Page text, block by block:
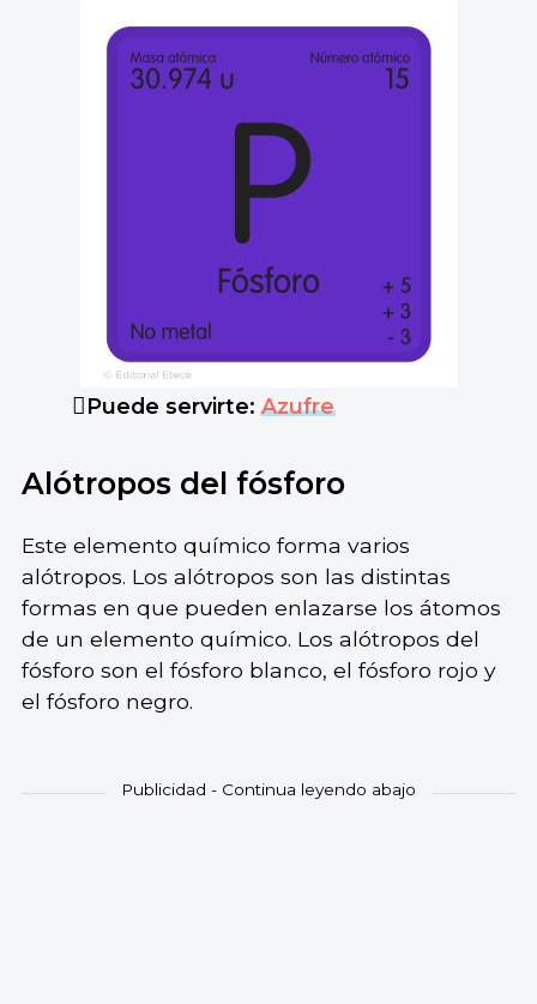
Puede servirte:Azufre
Alótropos del fósforo
Este elemento químico forma varios
alótropos. Los alótropos son las distintas
formas en que pueden enlazarse los átomos
de un elemento químico. Los alótropos del
fósforo son el fósforo blanco, el fósforo rojo y
el fósforo negro.